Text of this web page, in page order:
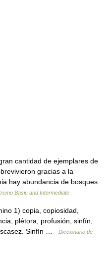
cantidad de ejemplares de
gracias a la
hay abundancia de bosques.
Basic and Intermediate
1) copia, copiosidad,
plétora, profusión, sinfín,
Sinfín …
Diccionario de